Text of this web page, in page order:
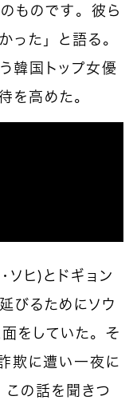
ものです。彼ら
った」と語る。
う韓国トップ女優
を高めた。
ヒ）とドギョン
びるためにソウ
をしていた。そ
欺に遭い一夜に
この話を聞きつ